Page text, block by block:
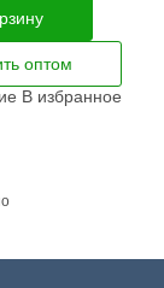
оптом
В избранное